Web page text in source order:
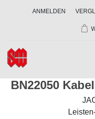
ANMELDEN
BN22050